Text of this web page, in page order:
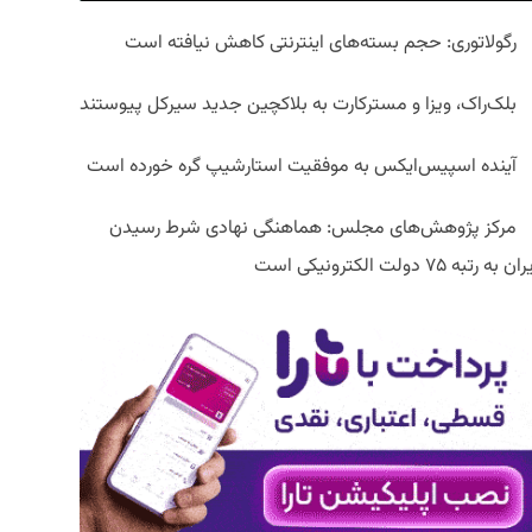
رگولاتوری: حجم بسته‌های اینترنتی کاهش نیافته است
بلک‌راک، ویزا و مسترکارت به بلاکچین جدید سیرکل پیوستند
آینده اسپیس‌ایکس به موفقیت استارشیپ گره خورده است
مرکز پژوهش‌های مجلس: هماهنگی نهادی شرط رسیدن
به رتبه ۷۵ دولت الکترونیکی است